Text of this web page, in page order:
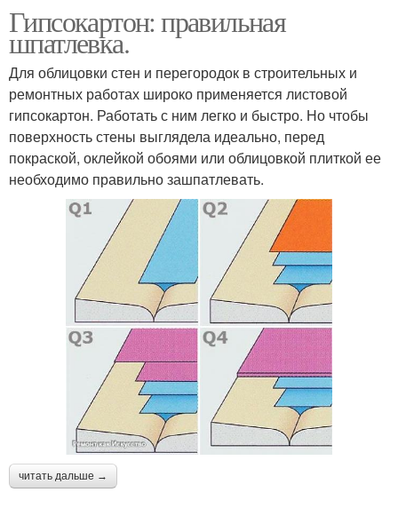
Гипсокартон: правильная
шпатлевка.
Для облицовки стен и перегородок в строительных и
ремонтных работах широко применяется листовой
гипсокартон. Работать с ним легко и быстро. Но чтобы
поверхность стены выглядела идеально, перед
покраской, оклейкой обоями или облицовкой плиткой ее
необходимо правильно зашпатлевать.
читать дальше →